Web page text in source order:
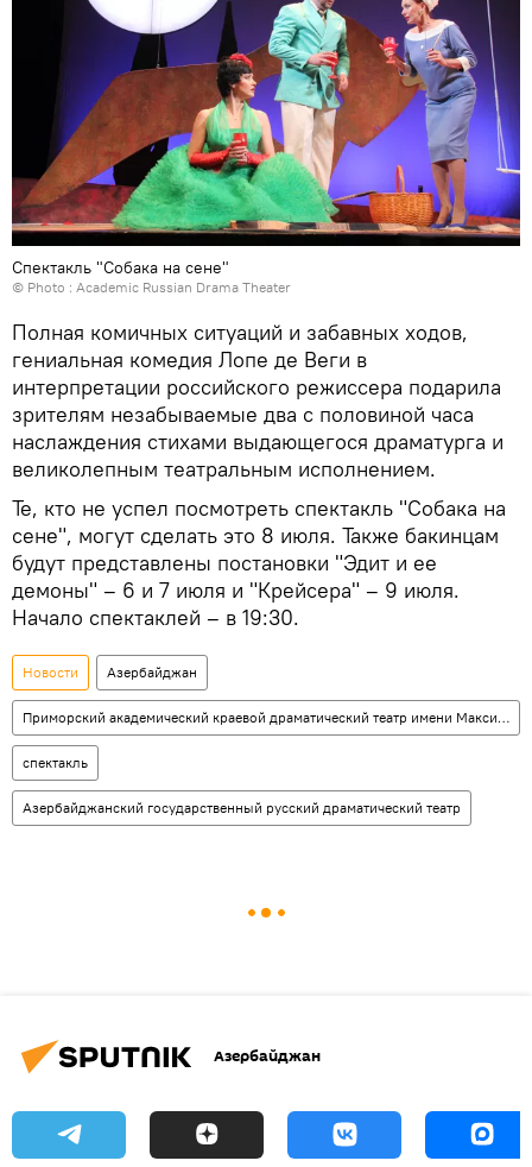
Спектакль "Собака на сене"
© Photo : Academic Russian Drama Theater
Полная комичных ситуаций и забавных ходов,
гениальная комедия Лопе де Веги в
интерпретации российского режиссера подарила
зрителям незабываемые два с половиной часа
наслаждения стихами выдающегося драматурга и
великолепным театральным исполнением.
Те, кто не успел посмотреть спектакль "Собака на
сене", могут сделать это 8 июля. Также бакинцам
будут представлены постановки "Эдит и ее
демоны" – 6 и 7 июля и "Крейсера" – 9 июля.
Начало спектаклей – в 19:30.
Новости Азербайджан
Приморский академический краевой драматический театр имени Максима Горького
спектакль
Азербайджанский государственный русский драматический театр
Азербайджан